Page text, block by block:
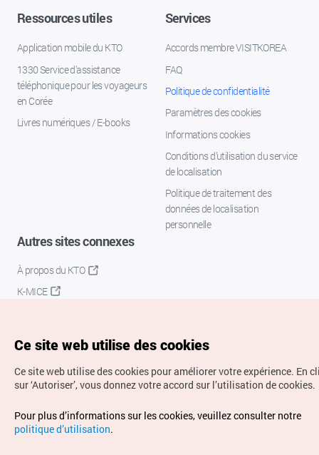
Ressources utiles
Application mobile du KTO
1330 Service d'assistance
téléphonique pour les voyageurs
en Corée
Livres numériques / E-books
Services
Accords membre VISITKOREA
FAQ
Politique de confidentialité
Paramètres des cookies
Informations cookies
Conditions d’utilisation du service
de localisation
Politique de traitement des
données de localisation
personnelle
Autres sites connexes
À propos du KTO
K-MICE
Droits d’auteur (c) Office National du Tourisme en Corée.
Tous droits réservés.
Pour les rapports d'erreurs et demandes de renseignements,
Ce site web utilise des cookies
Ce site web utilise des cookies pour améliorer votre expérience. En
sur ‘Autoriser’, vous donnez votre accord sur l’utilisation de cookies.
Pour plus d’informations sur les cookies, veuillez consulter notre
politique d’utilisation.